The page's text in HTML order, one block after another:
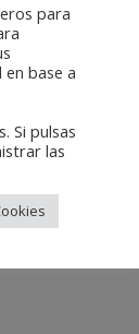
para
base a
Si pulsas
las